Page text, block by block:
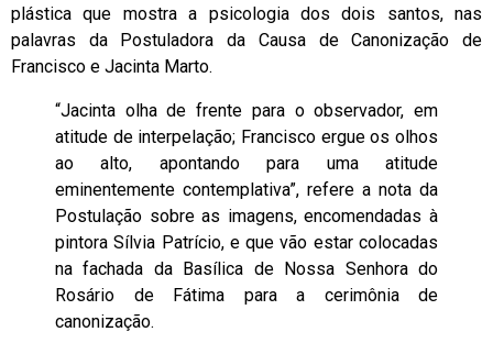
plástica que mostra a psicologia dos dois santos, nas
palavras da Postuladora da Causa de Canonização de
Francisco e Jacinta Marto.
“Jacinta olha de frente para o observador, em
atitude de interpelação; Francisco ergue os olhos
ao alto, apontando para uma atitude
eminentemente contemplativa”, refere a nota da
Postulação sobre as imagens, encomendadas à
pintora Sílvia Patrício, e que vão estar colocadas
na fachada da Basílica de Nossa Senhora do
Rosário de Fátima para a cerimônia de
canonização.